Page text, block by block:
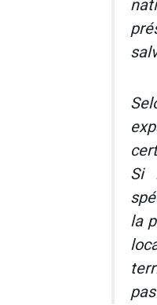
Si
la